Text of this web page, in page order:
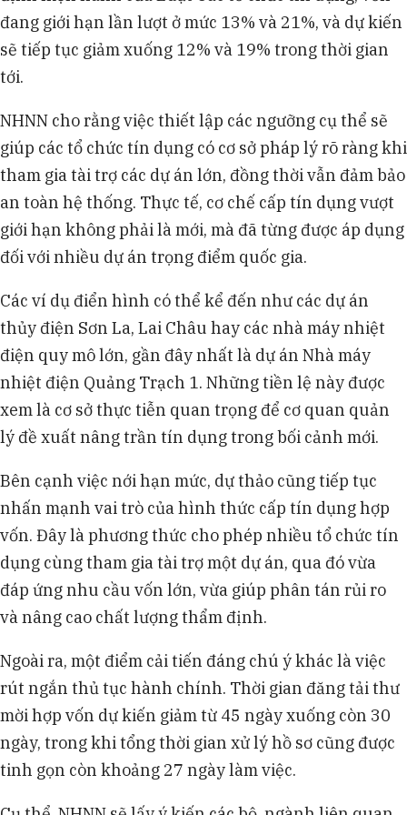
đang giới hạn lần lượt ở mức 13% và 21%, và dự kiến
sẽ tiếp tục giảm xuống 12% và 19% trong thời gian
tới.
NHNN cho rằng việc thiết lập các ngưỡng cụ thể sẽ
giúp các tổ chức tín dụng có cơ sở pháp lý rõ ràng khi
tham gia tài trợ các dự án lớn, đồng thời vẫn đảm bảo
an toàn hệ thống. Thực tế, cơ chế cấp tín dụng vượt
giới hạn không phải là mới, mà đã từng được áp dụng
đối với nhiều dự án trọng điểm quốc gia.
Các ví dụ điển hình có thể kể đến như các dự án
thủy điện Sơn La, Lai Châu hay các nhà máy nhiệt
điện quy mô lớn, gần đây nhất là dự án Nhà máy
nhiệt điện Quảng Trạch 1. Những tiền lệ này được
xem là cơ sở thực tiễn quan trọng để cơ quan quản
lý đề xuất nâng trần tín dụng trong bối cảnh mới.
Bên cạnh việc nới hạn mức, dự thảo cũng tiếp tục
nhấn mạnh vai trò của hình thức cấp tín dụng hợp
vốn. Đây là phương thức cho phép nhiều tổ chức tín
dụng cùng tham gia tài trợ một dự án, qua đó vừa
đáp ứng nhu cầu vốn lớn, vừa giúp phân tán rủi ro
và nâng cao chất lượng thẩm định.
Ngoài ra, một điểm cải tiến đáng chú ý khác là việc
rút ngắn thủ tục hành chính. Thời gian đăng tải thư
mời hợp vốn dự kiến giảm từ 45 ngày xuống còn 30
ngày, trong khi tổng thời gian xử lý hồ sơ cũng được
tinh gọn còn khoảng 27 ngày làm việc.